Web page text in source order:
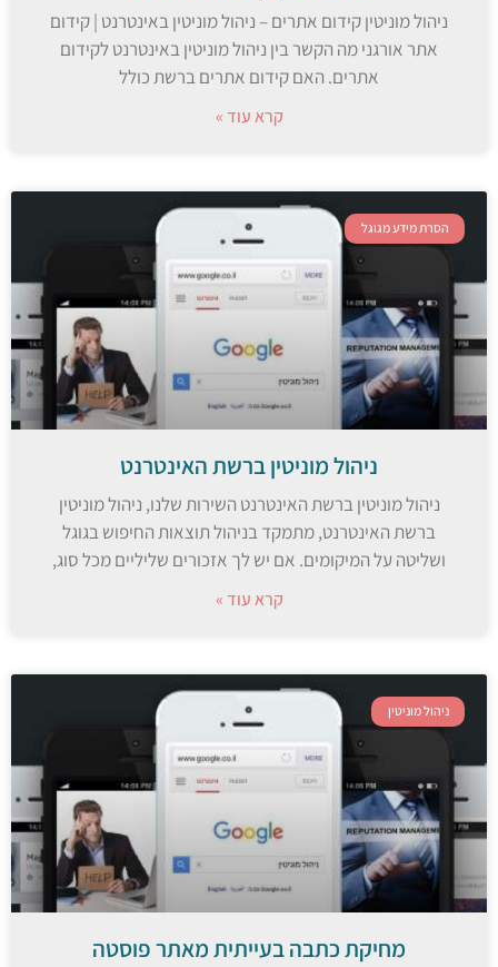
ניהול מוניטין קידום אתרים – ניהול מוניטין באינטרנט | קידום
אתר אורגני מה הקשר בין ניהול מוניטין באינטרנט לקידום
אתרים. האם קידום אתרים ברשת כולל
קרא עוד »
הסרת מידע מגוגל
ניהול מוניטין ברשת האינטרנט
ניהול מוניטין ברשת האינטרנט השירות שלנו, ניהול מוניטין
ברשת האינטרנט, מתמקד בניהול תוצאות החיפוש בגוגל
ושליטה על המיקומים. אם יש לך אזכורים שליליים מכל סוג,
קרא עוד »
ניהול מוניטין
מחיקת כתבה בעייתית מאתר פוסטה